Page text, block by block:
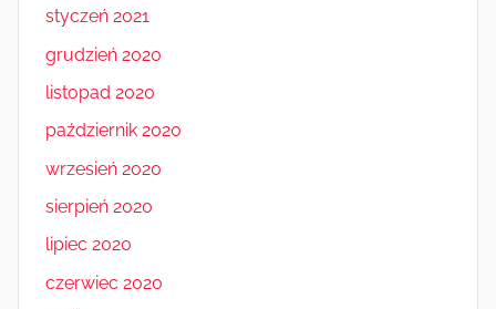
styczeń 2021
grudzień 2020
listopad 2020
październik 2020
wrzesień 2020
sierpień 2020
lipiec 2020
czerwiec 2020